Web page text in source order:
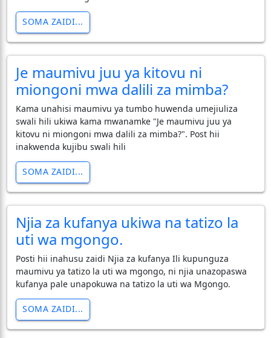
SOMA ZAIDI...
Je maumivu juu ya kitovu ni
miongoni mwa dalili za mimba?
Kama unahisi maumivu ya tumbo huwenda umejiuliza
swali hili ukiwa kama mwanamke "Je maumivu juu ya
kitovu ni miongoni mwa dalili za mimba?". Post hii
inakwenda kujibu swali hili
SOMA ZAIDI...
Njia za kufanya ukiwa na tatizo la
uti wa mgongo.
Posti hii inahusu zaidi Njia za kufanya Ili kupunguza
maumivu ya tatizo la uti wa mgongo, ni njia unazopaswa
kufanya pale unapokuwa na tatizo la uti wa Mgongo.
SOMA ZAIDI...